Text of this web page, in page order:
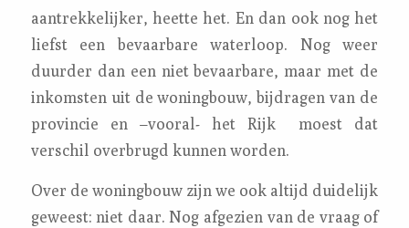
aantrekkelijker, heette het. En dan ook nog het
liefst een bevaarbare waterloop. Nog weer
duurder dan een niet bevaarbare, maar met de
inkomsten uit de woningbouw, bijdragen van de
provincie en –vooral- het Rijk moest dat
verschil overbrugd kunnen worden.
Over de woningbouw zijn we ook altijd duidelijk
geweest: niet daar. Nog afgezien van de vraag of